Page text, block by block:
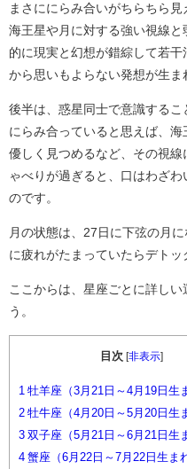
まさににらみ合いがちらちら
海王星や月に対する強い視線
的に現実と幻想が錯綜して若
から思いもよらない発想が生ま
後半は、惑星同士で意識する
にらみ合っていると思えば、
優しく見つめるなど、その視線
ゃべりが過ぎると、口はわざ
のです。
月の状態は、27日に下弦の月
に疲れがたまっていたらデトッ
ここからは、星座ごとに詳し
う。
目次 [非表示]
1 牡羊座（3月21日～4月19日生
2 牡牛座（4月20日～5月20日生
3 双子座（5月21日～6月21日生
4 蟹座（6月22日～7月22日生ま